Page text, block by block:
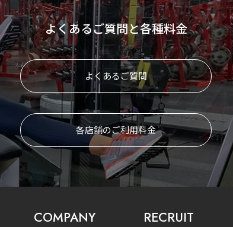
よくあるご質問と各種料金
よくあるご質問
各店舗のご利用料金
COMPANY RECRUIT